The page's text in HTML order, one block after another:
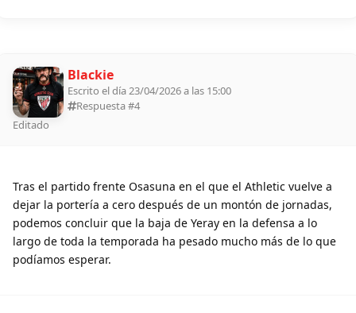
Blackie
Escrito el día 23/04/2026 a las 15:00
Respuesta #4
Editado
Tras el partido frente Osasuna en el que el Athletic vuelve a
dejar la portería a cero después de un montón de jornadas,
podemos concluir que la baja de Yeray en la defensa a lo
largo de toda la temporada ha pesado mucho más de lo que
podíamos esperar.